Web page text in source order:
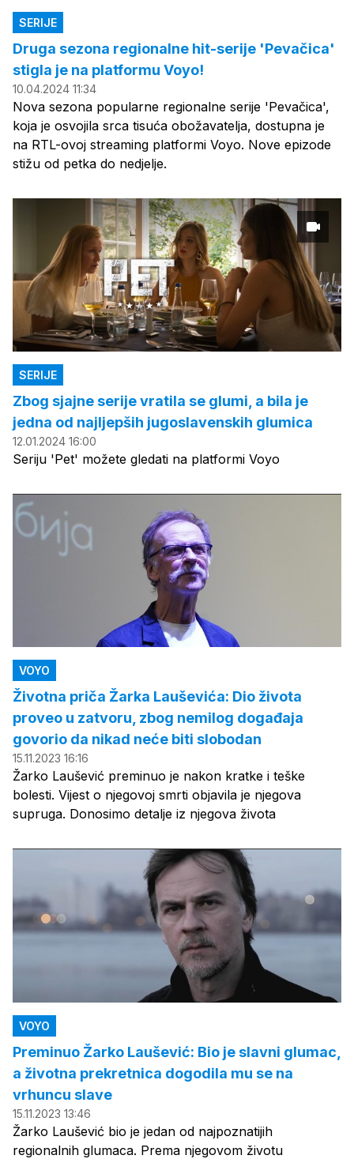
SERIJE
Druga sezona regionalne hit-serije 'Pevačica'
stigla je na platformu Voyo!
10.04.2024 11:34
Nova sezona popularne regionalne serije 'Pevačica',
koja je osvojila srca tisuća obožavatelja, dostupna je
na RTL-ovoj streaming platformi Voyo. Nove epizode
stižu od petka do nedjelje.
SERIJE
Zbog sjajne serije vratila se glumi, a bila je
jedna od najljepših jugoslavenskih glumica
12.01.2024 16:00
Seriju 'Pet' možete gledati na platformi Voyo
VOYO
Životna priča Žarka Lauševića: Dio života
proveo u zatvoru, zbog nemilog događaja
govorio da nikad neće biti slobodan
15.11.2023 16:16
Žarko Laušević preminuo je nakon kratke i teške
bolesti. Vijest o njegovoj smrti objavila je njegova
supruga. Donosimo detalje iz njegova života
VOYO
Preminuo Žarko Laušević: Bio je slavni glumac,
a životna prekretnica dogodila mu se na
vrhuncu slave
15.11.2023 13:46
Žarko Laušević bio je jedan od najpoznatijih
regionalnih glumaca. Prema njegovom životu